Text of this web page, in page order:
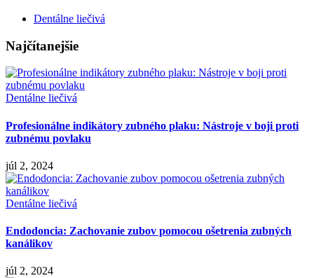
Dentálne liečivá
Najčítanejšie
Dentálne liečivá
Profesionálne indikátory zubného plaku: Nástroje v boji proti
zubnému povlaku
júl 2, 2024
Dentálne liečivá
Endodoncia: Zachovanie zubov pomocou ošetrenia zubných
kanálikov
júl 2, 2024